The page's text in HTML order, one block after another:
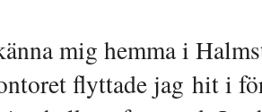
mig hemma i
flyttade jag hit i